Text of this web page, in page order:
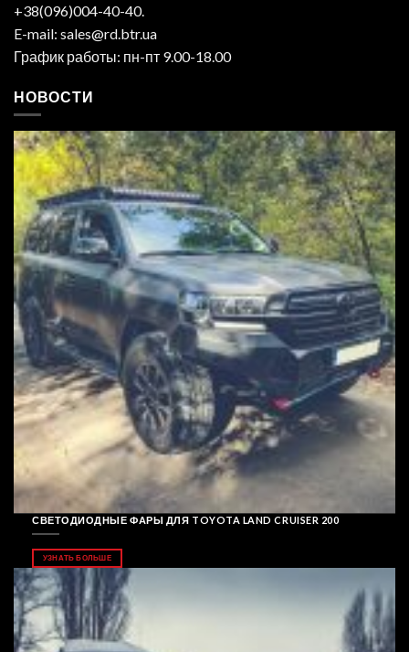
+38(096)004-40-40.
E-mail: sales@rd.btr.ua
График работы: пн-пт 9.00-18.00
НОВОСТИ
СВЕТОДИОДНЫЕ ФАРЫ ДЛЯ TOYOTA LAND CRUISER 200
УЗНАТЬ БОЛЬШЕ